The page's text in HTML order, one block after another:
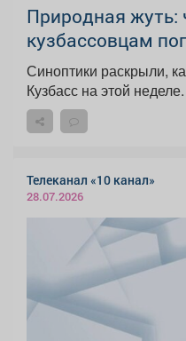
Природная жуть:
кузбассовцам
Синоптики раскрыли,
Телеканал «10 канал»
28.07.2026